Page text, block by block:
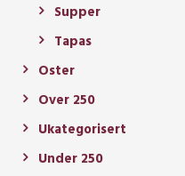
Supper
Tapas
Oster
Over 250
Ukategorisert
Under 250